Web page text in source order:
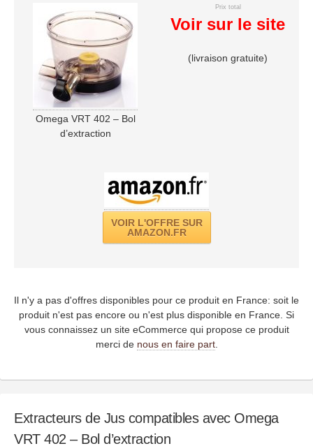
Omega VRT 402 – Bol
d’extraction
Prix total
Voir sur le site
(livraison gratuite)
VOIR L'OFFRE SUR
AMAZON.FR
Il n'y a pas d'offres disponibles pour ce produit en France: soit le
produit n'est pas encore ou n'est plus disponible en France. Si
vous connaissez un site eCommerce qui propose ce produit
merci de nous en faire part.
Extracteurs de Jus compatibles avec Omega
VRT 402 – Bol d’extraction